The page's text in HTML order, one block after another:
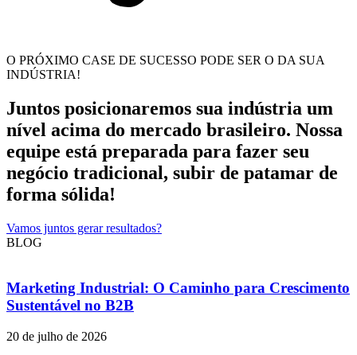
O PRÓXIMO CASE DE SUCESSO PODE SER O DA SUA
INDÚSTRIA!
Juntos posicionaremos sua indústria um
nível acima do mercado brasileiro. Nossa
equipe está preparada para fazer seu
negócio tradicional, subir de patamar de
forma sólida!
Vamos juntos gerar resultados?
BLOG
Marketing Industrial: O Caminho para Crescimento
Sustentável no B2B
20 de julho de 2026